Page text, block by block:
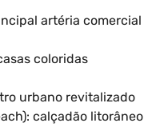
artéria comercial
coloridas
urbano revitalizado
calçadão litorâneo